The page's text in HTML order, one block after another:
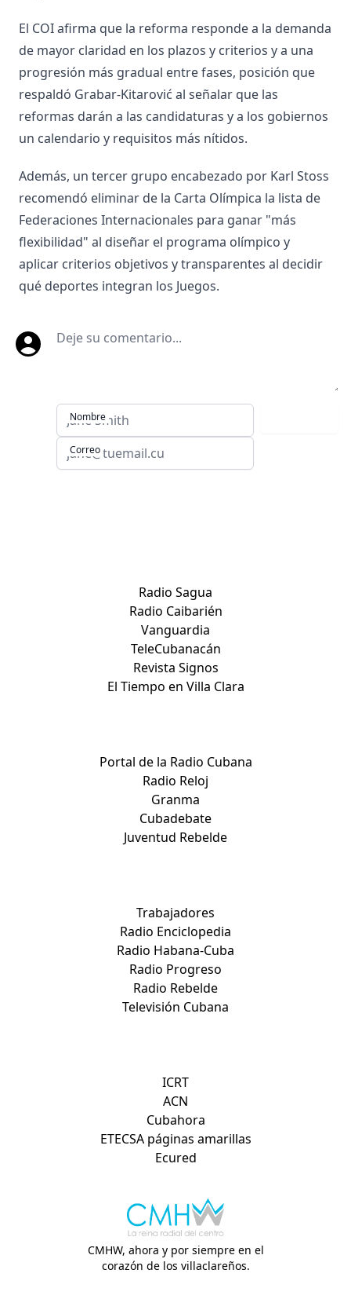
El COI afirma que la reforma responde a la demanda
de mayor claridad en los plazos y criterios y a una
progresión más gradual entre fases, posición que
respaldó Grabar-Kitarović al señalar que las
reformas darán a las candidaturas y a los gobiernos
un calendario y requisitos más nítidos.
Además, un tercer grupo encabezado por Karl Stoss
recomendó eliminar de la Carta Olímpica la lista de
Federaciones Internacionales para ganar "más
flexibilidad" al diseñar el programa olímpico y
aplicar criterios objetivos y transparentes al decidir
qué deportes integran los Juegos.
Deje su comentario
Nombre
Correo
CMHW, ahora y por siempre en el
corazón de los villaclareños.
Radio Sagua
Radio Caibarién
Vanguardia
TeleCubanacán
Revista Signos
El Tiempo en Villa Clara
Portal de la Radio Cubana
Radio Reloj
Granma
Cubadebate
Juventud Rebelde
Trabajadores
Radio Enciclopedia
Radio Habana-Cuba
Radio Progreso
Radio Rebelde
Televisión Cubana
ICRT
ACN
Cubahora
ETECSA páginas amarillas
Ecured